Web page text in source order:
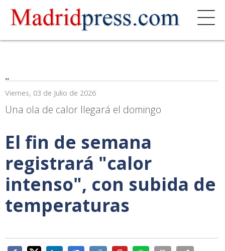
..
Viernes, 03 de Julio de 2026
Una ola de calor llegará el domingo
El fin de semana
registrará "calor
intenso", con subida de
temperaturas